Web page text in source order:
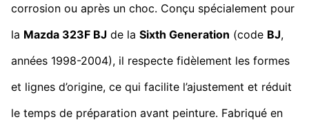
corrosion ou après un choc. Conçu spécialement pour
la Mazda 323F BJ de la Sixth Generation (code BJ,
années 1998-2004), il respecte fidèlement les formes
et lignes d’origine, ce qui facilite l’ajustement et réduit
le temps de préparation avant peinture. Fabriqué en